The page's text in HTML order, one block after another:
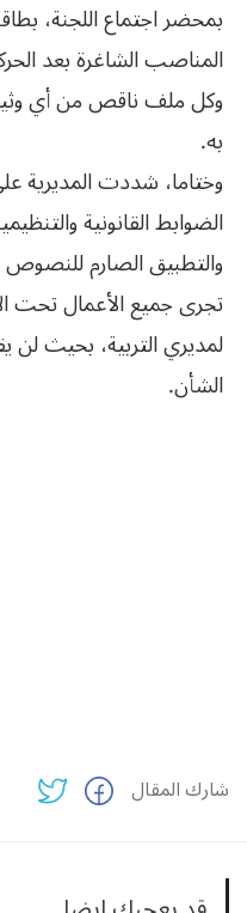
بمحضر اجتماع اللجنة،
المناصب الشاغرة بعد
وكل ملف ناقص من أي
به.
وختاما، شددت المديرية
الضوابط القانونية
والتطبيق الصارم
تجرى جميع الأعمال تحت
لمديري التربية، بحيث
الشأن.
شارك المقال